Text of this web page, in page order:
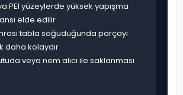
PEI yüzeylerde yüksek yapışma
elde edilir
tabla soğuduğunda parçayı
daha kolaydır
veya nem alıcı ile saklanması